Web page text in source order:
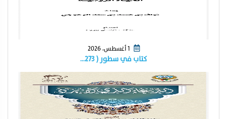
1 أغسطس، 2026
كتاب في سطور ( ٢٧٣…